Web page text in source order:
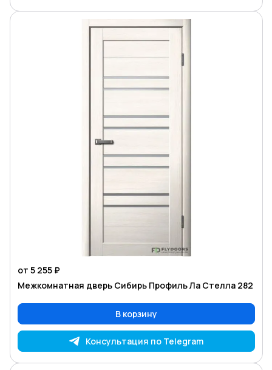
от 5 255 ₽
Межкомнатная дверь Сибирь Профиль Ла Стелла 282
В корзину
Консультация по Telegram